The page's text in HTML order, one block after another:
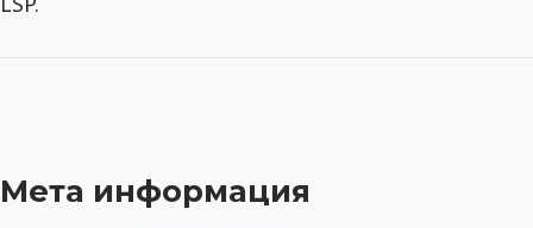
Мета информация